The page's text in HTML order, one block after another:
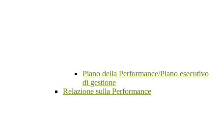
Piano della Performance/Piano esecutivo
di gestione
Relazione sulla Performance